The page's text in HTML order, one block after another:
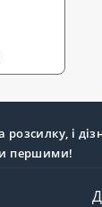
розсилку, і
першими!